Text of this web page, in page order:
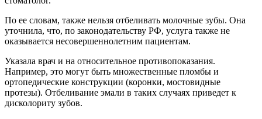
По ее словам, также нельзя отбеливать молочные зубы. Она
уточнила, что, по законодательству РФ, услуга также не
оказывается несовершеннолетним пациентам.
Указала врач и на относительное противопоказания.
Например, это могут быть множественные пломбы и
ортопедические конструкции (коронки, мостовидные
протезы). Отбеливание эмали в таких случаях приведет к
дисколориту зубов.